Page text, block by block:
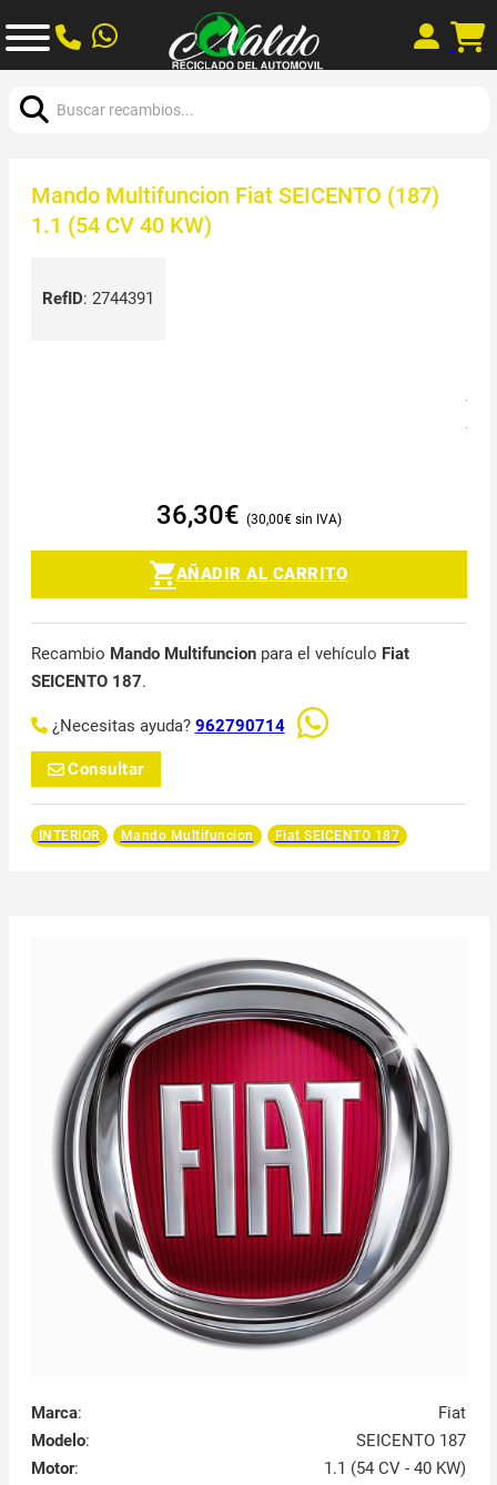
Mando Multifuncion Fiat SEICENTO (187)
1.1 (54 CV 40 KW)
RefID: 2744391
36,30€ 30,00€
AÑADIR AL CARRITO
Recambio Mando Multifuncionpara el vehículo Fiat
SEICENTO 187.
¿Necesitas ayuda? 962790714
Consultar
INTERIOR Mando Multifuncion Fiat SEICENTO 187
Marca:
Fiat
Modelo:
SEICENTO 187
Motor: 1.1 (54 CV - 40 KW)